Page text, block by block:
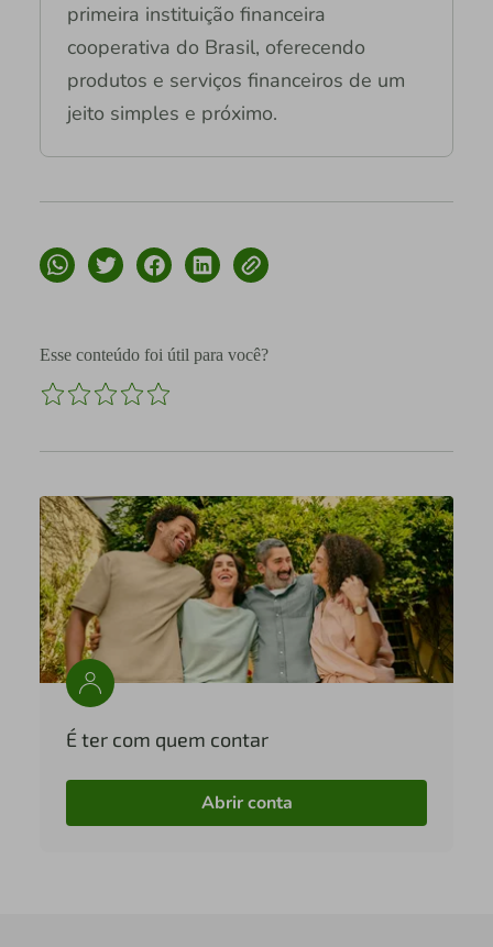
primeira instituição financeira
cooperativa do Brasil, oferecendo
produtos e serviços financeiros de um
jeito simples e próximo.
Esse conteúdo foi útil para você?
É ter com quem contar
Abrir conta